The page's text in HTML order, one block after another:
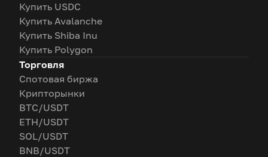
Купить USDC
Купить Avalanche
Купить Shiba Inu
Купить Polygon
Торговля
Спотовая биржа
Крипторынки
BTC/USDT
ETH/USDT
SOL/USDT
BNB/USDT